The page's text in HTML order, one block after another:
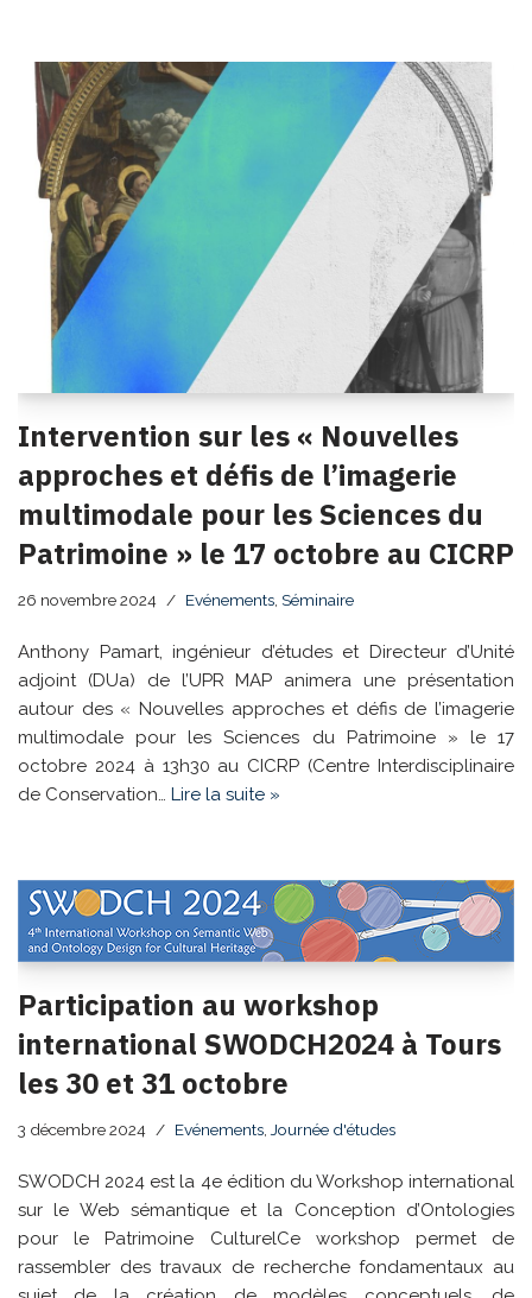
Intervention sur les « Nouvelles
approches et défis de l’imagerie
multimodale pour les Sciences du
Patrimoine » le 17 octobre au CICRP
26 novembre 2024 Evénements Séminaire
Anthony Pamart, ingénieur d’études et Directeur d’Unité
adjoint (DUa) de l’UPR MAP animera une présentation
autour des « Nouvelles approches et défis de l’imagerie
multimodale pour les Sciences du Patrimoine » le 17
octobre 2024 à 13h30 au CICRP (Centre Interdisciplinaire
de Conservation… Lire la suite »
Participation au workshop
international SWODCH2024 à Tours
les 30 et 31 octobre
3 décembre 2024 Evénements Journée d'études
SWODCH 2024 est la 4e édition du Workshop international
sur le Web sémantique et la Conception d’Ontologies
pour le Patrimoine CulturelCe workshop permet de
rassembler des travaux de recherche fondamentaux au